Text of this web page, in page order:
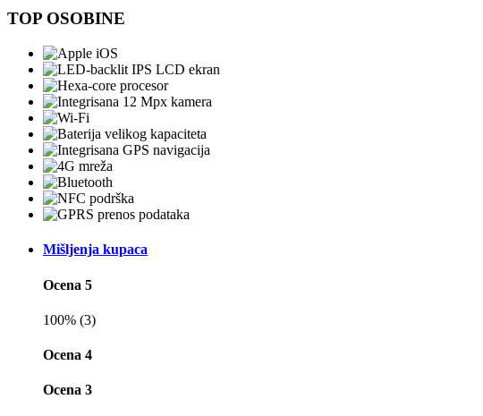
TOP OSOBINE
Mišljenja kupaca
Ocena 5
100% (3)
Ocena 4
Ocena 3